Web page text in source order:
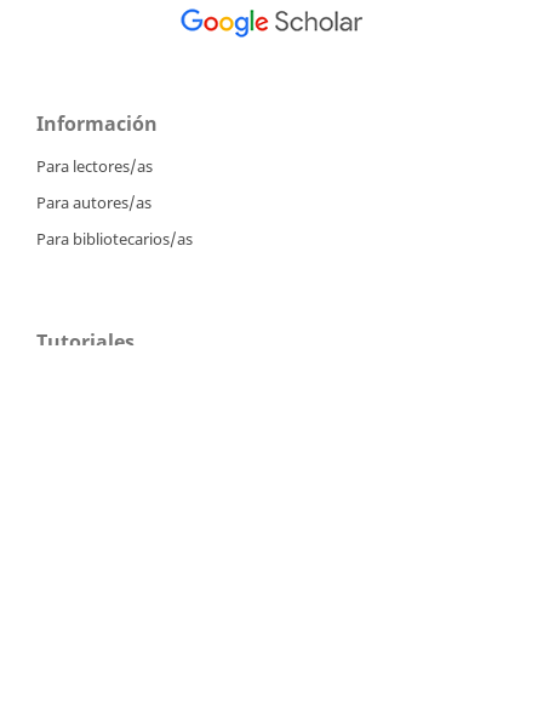
Información
Para lectores/as
Para autores/as
Para bibliotecarios/as
Tutoriales